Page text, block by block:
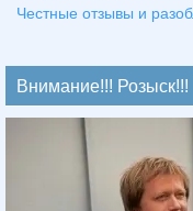
Честные отзывы и
Внимание!!! Розыск!!!